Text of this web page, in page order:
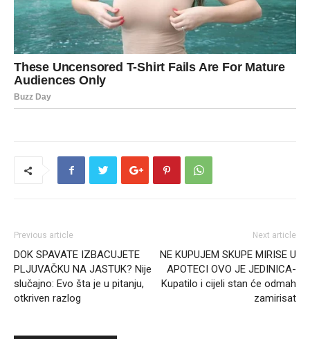
Previous article
DOK SPAVATE IZBACUJETE
PLJUVAČKU NA JASTUK? Nije
slučajno: Evo šta je u pitanju,
otkriven razlog
Next article
NE KUPUJEM SKUPE MIRISE U
APOTECI OVO JE JEDINICA-
Kupatilo i cijeli stan će odmah
zamirisat